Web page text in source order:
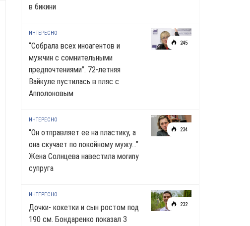
в 6икини
245
ИНТЕРЕСНО
“Собрала всех иноагентов и
мужчин с сомнительными
предпочтениями”. 72-летняя
Вайкуле пустилась в пляс с
Апполоновым
234
ИНТЕРЕСНО
“Он отправляет ее на пластику, а
она скучает по noкoйномy мужу…”
Жена Солнцева навестила моrиnу
супруга
232
ИНТЕРЕСНО
Дочки- кокетки и сын ростом под
190 см. Бондаренко показал 3